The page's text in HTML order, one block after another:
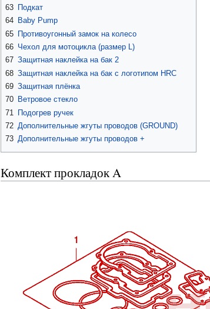
63 Подкат
64 Baby Pump
65 Противоугонный замок на колесо
66 Чехол для мотоцикла (размер L)
67 Защитная наклейка на бак 2
68 Защитная наклейка на бак с логотипом HRC
69 Защитная плёнка
70 Ветровое стекло
71
Подогрев ручек
72 Дополнительные жгуты проводов (GROUND)
73 Дополнительные жгуты проводов +
Комплект прокладок A